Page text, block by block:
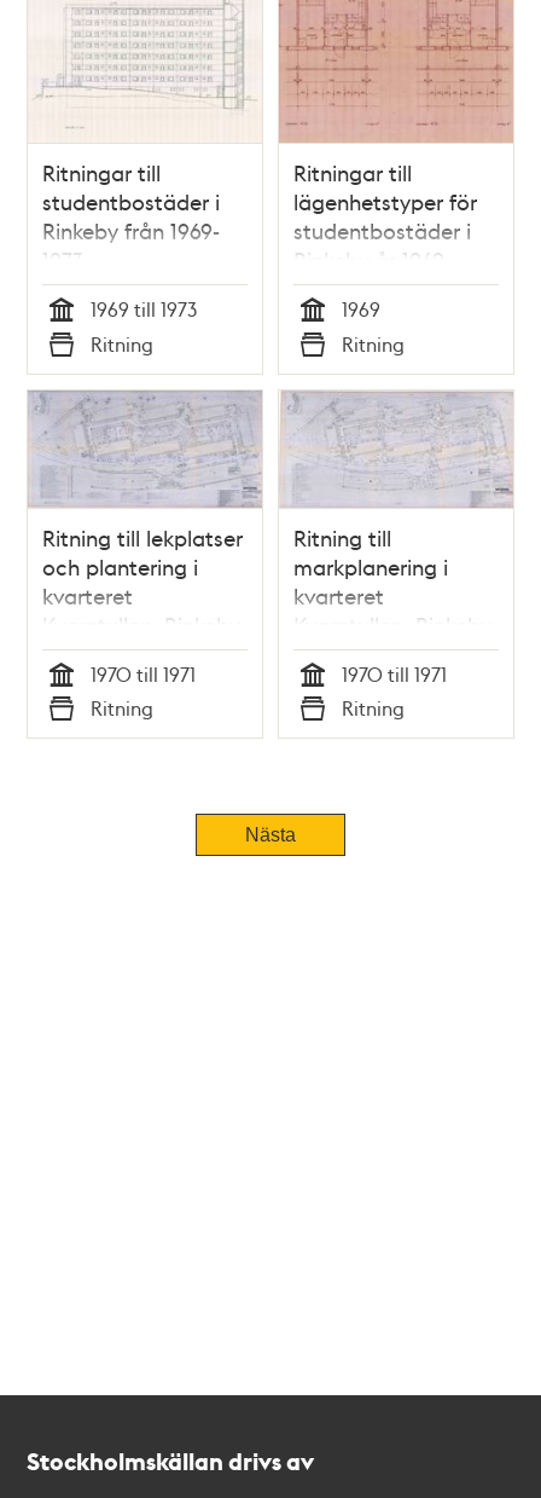
Ritningar till
studentbostäder i
Rinkeby från 1969-
1973
Tid
1969 till 1973
Typ
Ritning
Ritningar till
lägenhetstyper för
studentbostäder i
Rinkeby år 1969
Tid
1969
Typ
Ritning
Ritning till lekplatser
och plantering i
kvarteret
Kvarntullen, Rinkeby
Tid
1970 till 1971
Typ
Ritning
Ritning till
markplanering i
kvarteret
Kvarntullen, Rinkeby
Tid
1970 till 1971
Typ
Ritning
Nästa
Stockholmskällan drivs av